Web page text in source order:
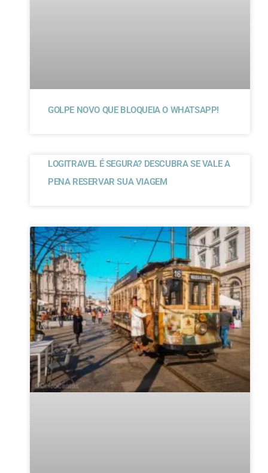
GOLPE NOVO QUE BLOQUEIA O WHATSAPP!
LOGITRAVEL É SEGURA? DESCUBRA SE VALE A
PENA RESERVAR SUA VIAGEM